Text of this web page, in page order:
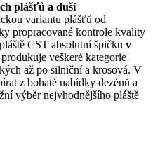
plášťů a duší
variantu plášťů od
propracované kontrole kvality
CST absolutní špičku v
veškeré kategorie
až po silniční a krosová. V
z bohaté nabídky dezénů a
výběr nejvhodnějšího pláště